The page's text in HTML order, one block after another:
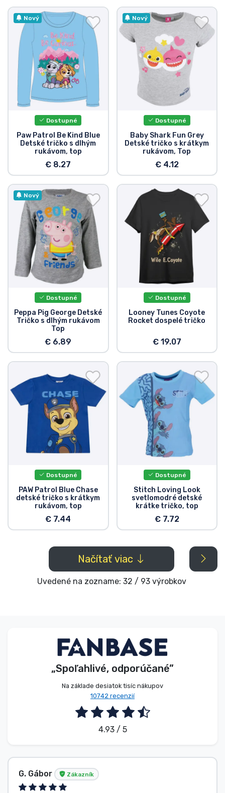
Nový
Dostupné
Paw Patrol Be Kind Blue
Detské tričko s dlhým
rukávom, top
€ 8.27
Nový
Dostupné
Baby Shark Fun Grey
Detské tričko s krátkym
rukávom, Top
€ 4.12
Nový
Dostupné
Peppa Pig George Detské
Tričko s dlhým rukávom
Top
€ 6.89
Dostupné
Looney Tunes Coyote
Rocket dospelé tričko
€ 19.07
Dostupné
PAW Patrol Blue Chase
detské tričko s krátkym
rukávom, top
€ 7.44
Dostupné
Stitch Loving Look
svetlomodré detské
krátke tričko, top
€ 7.72
Načítať viac
Uvedené na zozname: 32 / 93 výrobkov
„Spoľahlivé, odporúčané”
Na základe desiatok tisíc nákupov
10742 recenzií
4.93 / 5
G. Gábor Zákazník